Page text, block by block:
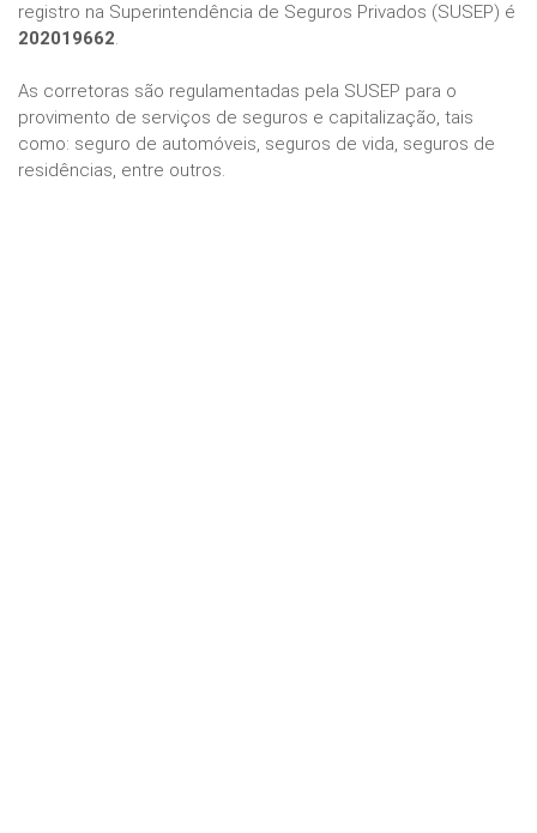
registro na Superintendência de Seguros Privados (SUSEP) é
202019662.
As corretoras são regulamentadas pela SUSEP para o
provimento de serviços de seguros e capitalização, tais
como: seguro de automóveis, seguros de vida, seguros de
residências, entre outros.